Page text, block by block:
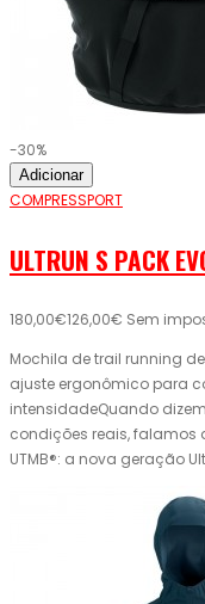
-30%
Adicionar
COMPRESSPORT
ULTRUN S PACK
180,00€126,00€ Sem
Mochila de trail running
ajuste ergonômico para
intensidadeQuando
condições reais, falamos
UTMB®: a nova geração